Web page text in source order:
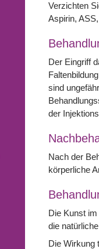
Verzichten
Aspirin,
Der Eingriff
sind
der
Nach der
körperliche
Die Kunst
die
Die Wirkung